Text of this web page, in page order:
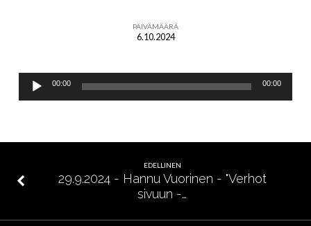
Miikia
Hämäläinen
Mikä
ruokasi?
PÄIVÄMÄÄRÄ
6.10.2024
Äänitoistin
00:00 00:00
EDELLINEN
29.9.2024 - Hannu Vuorinen - "Verhot
sivuun -…